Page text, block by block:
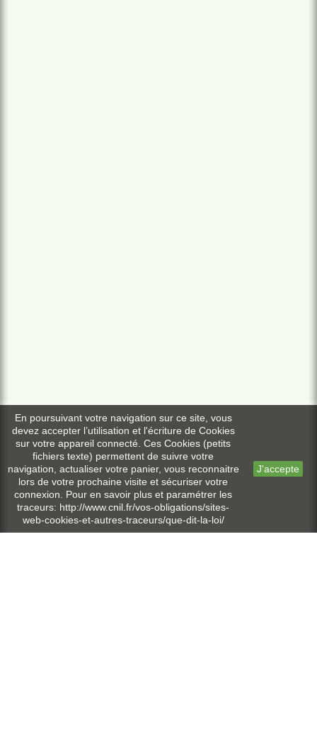
En poursuivant votre navigation sur ce site, vous
devez accepter l’utilisation et l'écriture de Cookies
sur votre appareil connecté. Ces Cookies (petits
fichiers texte) permettent de suivre votre
navigation, actualiser votre panier, vous reconnaitre
lors de votre prochaine visite et sécuriser votre
connexion. Pour en savoir plus et paramétrer les
traceurs: http://www.cnil.fr/vos-obligations/sites-
web-cookies-et-autres-traceurs/que-dit-la-loi/
J'accepte